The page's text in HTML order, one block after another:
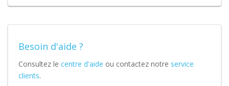
Besoin d'aide ?
Consultez le centre d'aide ou contactez notre service
clients.